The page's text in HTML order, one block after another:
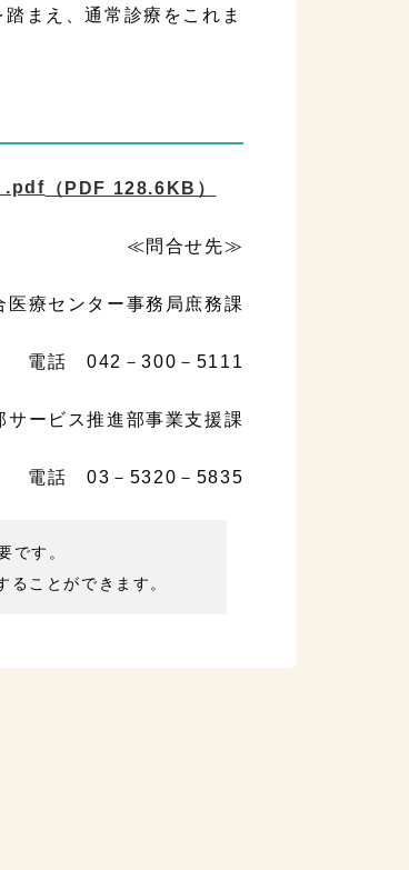
まえ、通常診療をこれま
.pdf （PDF 128.6KB）
≪問合せ先≫
医療センター事務局庶務課
電話 042－300－5111
サービス推進部事業支援課
電話 03－5320－5835
です。
ることができます。